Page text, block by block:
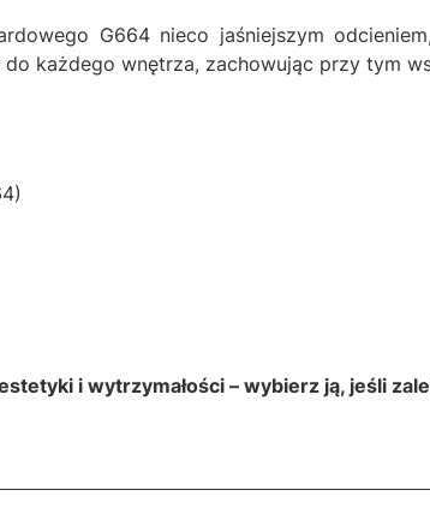
G664 nieco jaśniejszym
każdego wnętrza, zachowując przy tym
i wytrzymałości – wybierz ją, jeśli